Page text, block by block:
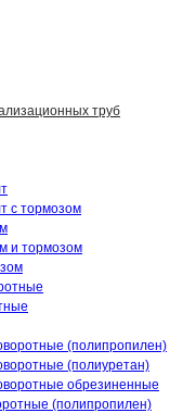
труб
с тормозом
и тормозом
(полипропилен)
(полиуретан)
обрезиненные
(полипропилен)